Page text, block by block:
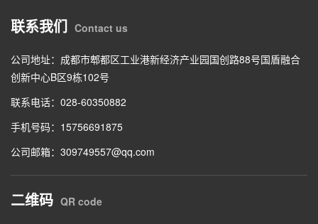
联系我们 Contact us
公司地址：成都市郫都区工业港新经济产业园国创路88号国盾融合
创新中心B区9栋102号
联系电话：028-60350882
手机号码：15756691875
公司邮箱：309749557@qq.com
二维码 QR code